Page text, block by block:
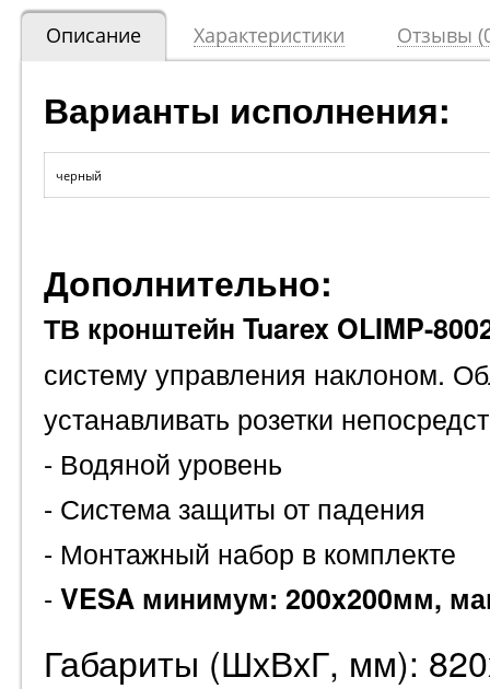
Описание Характеристики Отзывы
Варианты исполнения:
черный
Дополнительно:
ТВ кронштейн Tuarex OLIMP-
систему управления наклоном.
устанавливать розетки
- Водяной уровень
- Система защиты от падения
- Монтажный набор в комплекте
-VESA минимум: 200x200мм,
Габариты (ШхВхГ, мм):